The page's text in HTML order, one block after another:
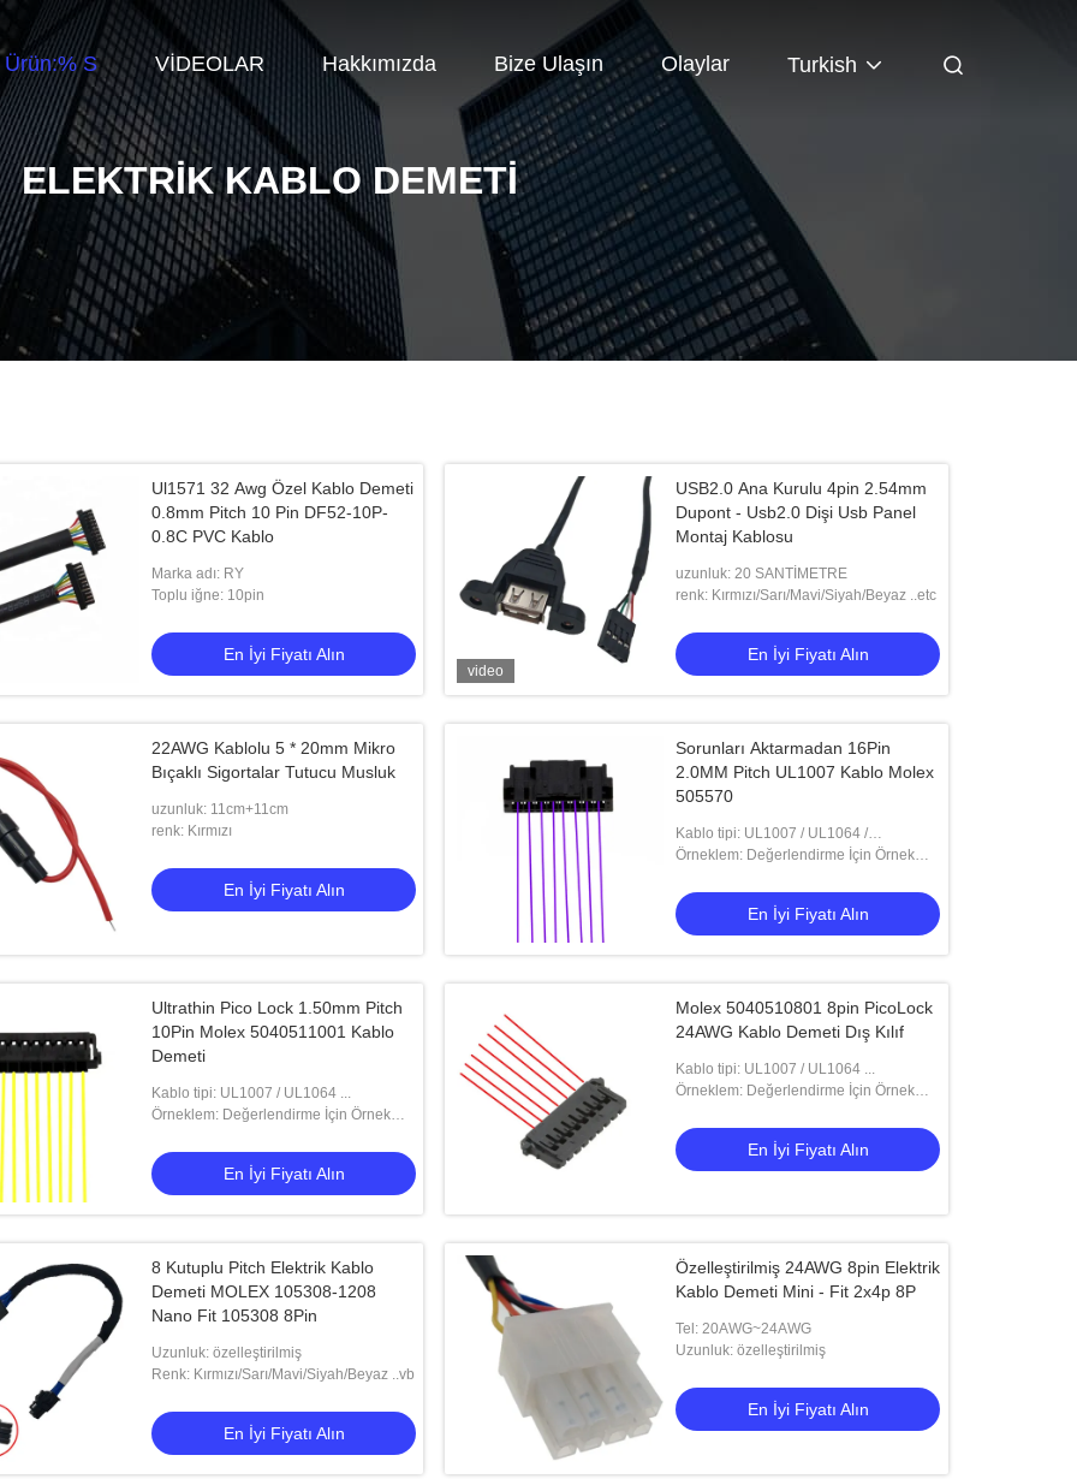
Ürün:% S VİDEOLAR Hakkımızda Bize Ulaşın Olaylar Turkish
ELEKTRIK KABLO DEMETI
Ul1571 32 Awg Özel Kablo Demeti
0.8mm Pitch 10 Pin DF52-10P-
0.8C PVC Kablo
Marka adı: RY
Toplu iğne: 10pin
En İyi Fiyatı Alın
video
USB2.0 Ana Kurulu 4pin 2.54mm
Dupont - Usb2.0 Dişi Usb Panel
Montaj Kablosu
uzunluk: 20 SANTİMETRE
renk: Kırmızı/Sarı/Mavi/Siyah/Beyaz ..etc
En İyi Fiyatı Alın
22AWG Kablolu 5 * 20mm Mikro
Bıçaklı Sigortalar Tutucu Musluk
uzunluk: 11cm+11cm
renk: Kırmızı
En İyi Fiyatı Alın
Sorunları Aktarmadan 16Pin
2.0MM Pitch UL1007 Kablo Molex
505570
Kablo tipi: UL1007 / UL1064 /
UL1015..etc
Örneklem: Değerlendirme İçin Örnek
En İyi Fiyatı Alın
Ultrathin Pico Lock 1.50mm Pitch
10Pin Molex 5040511001 Kablo
Demeti
Kablo tipi: UL1007 / UL1064 ...
Örneklem: Değerlendirme İçin Örnek
En İyi Fiyatı Alın
Molex 5040510801 8pin PicoLock
24AWG Kablo Demeti Dış Kılıf
Kablo tipi: UL1007 / UL1064 ...
Örneklem: Değerlendirme İçin Örnek
En İyi Fiyatı Alın
8 Kutuplu Pitch Elektrik Kablo
Demeti MOLEX 105308-1208
Nano Fit 105308 8Pin
Uzunluk: özelleştirilmiş
Renk: Kırmızı/Sarı/Mavi/Siyah/Beyaz ..vb
En İyi Fiyatı Alın
Özelleştirilmiş 24AWG 8pin Elektrik
Kablo Demeti Mini - Fit 2x4p 8P
Tel: 20AWG~24AWG
Uzunluk: özelleştirilmiş
En İyi Fiyatı Alın